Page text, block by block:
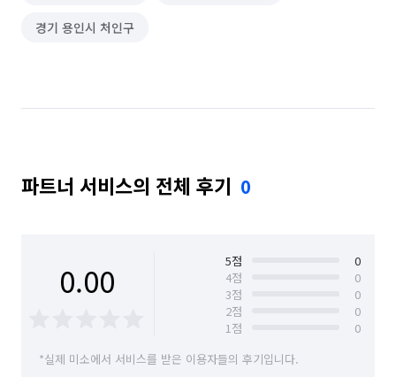
경기 용인시 처인구
파트너 서비스의 전체 후기 0
0.00 5점
0
4점
0
3점
0
2점
0
1점
0
*실제 미소에서 서비스를 받은 이용자들의 후기입니다.